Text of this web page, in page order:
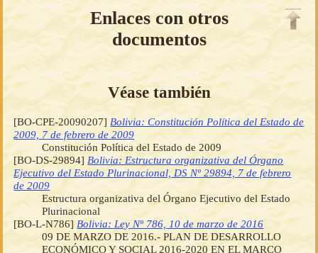
Enlaces con otros
documentos
Véase también
[BO-CPE-20090207] Bolivia: Constitución Política del Estado de
2009, 7 de febrero de 2009
Constitución Política del Estado de 2009
[BO-DS-29894] Bolivia: Estructura organizativa del Órgano
Ejecutivo del Estado Plurinacional, DS Nº 29894, 7 de febrero
de 2009
Estructura organizativa del Órgano Ejecutivo del Estado
Plurinacional
[BO-L-N786] Bolivia: Ley Nº 786, 10 de marzo de 2016
09 DE MARZO DE 2016.- PLAN DE DESARROLLO
ECONÓMICO Y SOCIAL 2016-2020 EN EL MARCO